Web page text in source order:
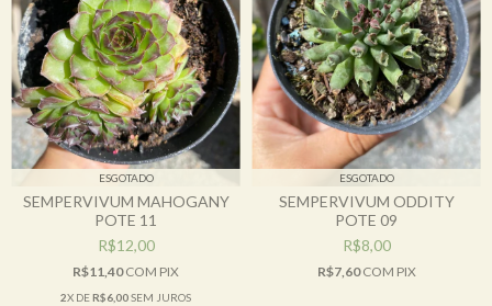
ESGOTADO
SEMPERVIVUM MAHOGANY
POTE 11
R$12,00
R$11,40COM PIX
2X DER$6,00SEM JUROS
ESGOTADO
SEMPERVIVUM ODDITY
POTE 09
R$8,00
R$7,60COM PIX